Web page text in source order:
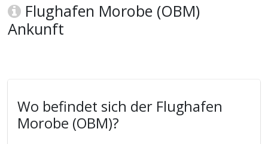
Flughafen Morobe (OBM)
Ankunft
Wo befindet sich der Flughafen
Morobe (OBM)?